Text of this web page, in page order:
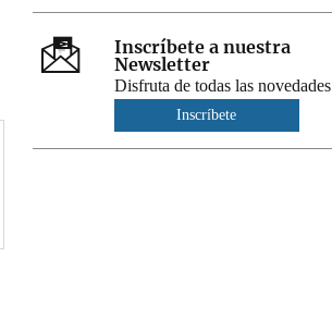
Inscríbete a nuestra
Newsletter
Disfruta de todas las novedades
Inscríbete